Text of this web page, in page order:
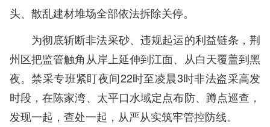
头、散乱建材堆场全部依法拆除关停。
为彻底斩断非法采砂、违规起运的利益链条，荆
州区把监管触角从岸上延伸到江面、从白天覆盖到黑
夜。禁采专班紧盯夜间22时至凌晨3时非法盗采高发
时段，在陈家湾、太平口水域定点布防、蹲点巡查，
发现一起，查处一起，从严从实筑牢管控防线。